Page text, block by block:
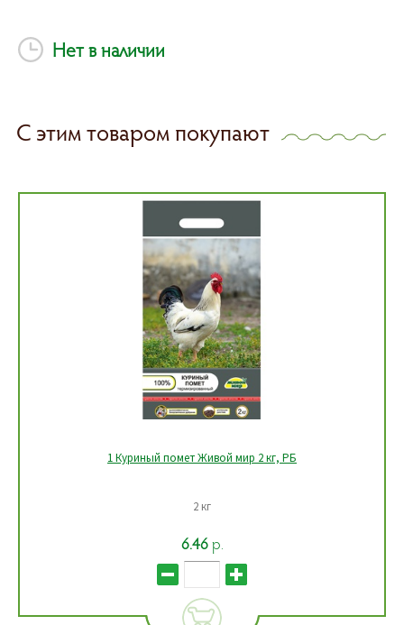
Нет в наличии
С этим товаром покупают
1 Куриный помет Живой мир 2 кг, РБ
2 кг
6.46р.